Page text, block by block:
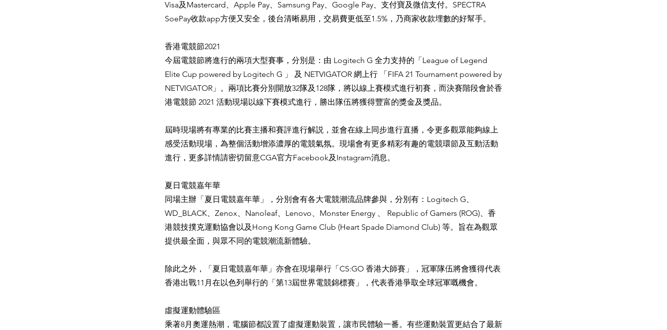
Visa及Mastercard、Apple Pay、Samsung Pay、Google Pay、支付寶及微信支付。SPECTRA
SoePay收款app方便又安全，後台清晰易用，交易費更低至1.5%，乃商家收款埋數的好幫手。
香港電競節2021
今屆電競節將進行的兩項大型賽事，分別是：由 Logitech G 全力支持的「League of Legend
Elite Cup powered by Logitech G 」 及 NETVIGATOR 網上行 「FIFA 21 Tournament powered by
NETVIGATOR」。兩項比賽分別開放32隊及128隊，將以線上賽模式進行初賽，而決賽階段會於香
港電競節 2021 活動現場以線下賽模式進行，勝出隊伍將獲得豐富的獎金及獎品。
屆時現場將有專業的比賽主播和賽評進行解説，並會在線上同步進行直播，令更多觀眾能夠線上
感受活動現場，為整個活動增添濃厚的電競氣氛。現場會有更多精彩有趣的電競環節及互動活動
進行，更多詳情請密切留意CGA官方Facebook及Instagram消息。
夏日電競嘉年華
同場主辦「夏日電競嘉年華」，分別會有各大電競潮流品牌參與，分別有：Logitech G、
WD_BLACK、Zenox、Nanoleaf、Lenovo、Monster Energy 、 Republic of Gamers (ROG)、香
港競技撲克運動協會以及Hong Kong Game Club (Heart Spade Diamond Club) 等。旨在為觀眾
提供最全面，與眾不同的電競潮流新體驗。
除此之外，「夏日電競嘉年華」亦會在現場舉行「CS:GO 香港大師賽」，冠軍隊伍將會獲得代表
香港出戰11月在以色列舉行的「第13屆世界電競錦標賽」，代表香港爭取全球冠軍嘅機會。
虛擬運動體驗區
乘著8月奧運熱潮，電腦節都設置了虛擬運動裝置，讓市民體驗一番。有些運動裝置更結合了最新